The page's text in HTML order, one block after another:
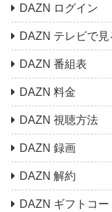
DAZN ログイン
DAZN テレビで見
DAZN 番組表
DAZN 料金
DAZN 視聴方法
DAZN 録画
DAZN 解約
DAZN ギフトコー